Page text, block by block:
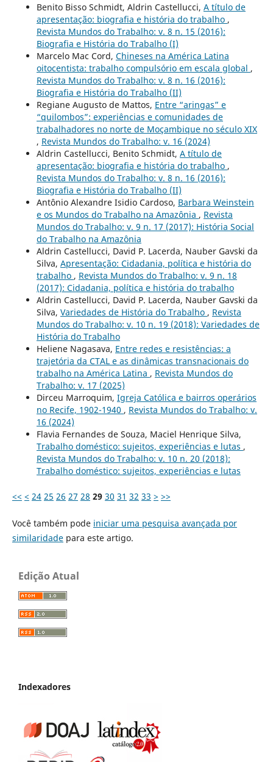
Benito Bisso Schmidt, Aldrin Castellucci, A título de
apresentação: biografia e história do trabalho ,
Revista Mundos do Trabalho: v. 8 n. 15 (2016):
Biografia e História do Trabalho (I)
Marcelo Mac Cord, Chineses na América Latina
oitocentista: trabalho compulsório em escala global ,
Revista Mundos do Trabalho: v. 8 n. 16 (2016):
Biografia e História do Trabalho (II)
Regiane Augusto de Mattos, Entre “aringas” e
“quilombos”: experiências e comunidades de
trabalhadores no norte de Moçambique no século XIX
, Revista Mundos do Trabalho: v. 16 (2024)
Aldrin Castellucci, Benito Schmidt, A título de
apresentação: biografia e história do trabalho ,
Revista Mundos do Trabalho: v. 8 n. 16 (2016):
Biografia e História do Trabalho (II)
Antônio Alexandre Isidio Cardoso, Barbara Weinstein
e os Mundos do Trabalho na Amazônia , Revista
Mundos do Trabalho: v. 9 n. 17 (2017): História Social
do Trabalho na Amazônia
Aldrin Castellucci, David P. Lacerda, Nauber Gavski da
Silva, Apresentação: Cidadania, política e história do
trabalho , Revista Mundos do Trabalho: v. 9 n. 18
(2017): Cidadania, política e história do trabalho
Aldrin Castellucci, David P. Lacerda, Nauber Gavski da
Silva, Variedades de História do Trabalho , Revista
Mundos do Trabalho: v. 10 n. 19 (2018): Variedades de
História do Trabalho
Heliene Nagasava, Entre redes e resistências: a
trajetória da CTAL e as dinâmicas transnacionais do
trabalho na América Latina , Revista Mundos do
Trabalho: v. 17 (2025)
Dirceu Marroquim, Igreja Católica e bairros operários
no Recife, 1902-1940 , Revista Mundos do Trabalho: v.
16 (2024)
Flavia Fernandes de Souza, Maciel Henrique Silva,
Trabalho doméstico: sujeitos, experiências e lutas ,
Revista Mundos do Trabalho: v. 10 n. 20 (2018):
Trabalho doméstico: sujeitos, experiências e lutas
<< < 24 25 26 27 28 29 30 31 32 33 > >>
Você também pode iniciar uma pesquisa avançada por
similaridadepara este artigo.
Edição Atual
Indexadores